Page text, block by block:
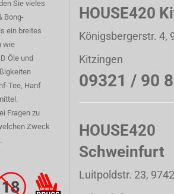
Sie vieles
Bong-
ein breites
wie
Öle und
Tee, Hanf
Fragen zu
Zweck
HOUSE420
Königsbergerstr. 4,
Kitzingen
09321 / 90
HOUSE420
Schweinfurt
Luitpoldstr. 23,